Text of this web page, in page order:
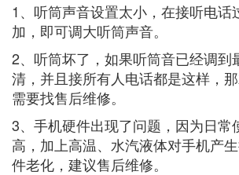
1、听筒声音设置太小，在接听电话
加，即可调大听筒声音。
2、听筒坏了，如果听筒音已经调到
清，并且接所有人电话都是这样，
需要找售后维修。
3、手机硬件出现了问题，因为日常
高，加上高温、水汽液体对手机产
件老化，建议售后维修。